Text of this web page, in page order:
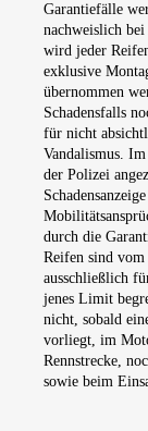
Garantiefälle
nachweislich
wird jeder
exklusive
übernommen
Schadensfalls
für nicht
Vandalismus.
der Polizei
durch die
Reifen sind vom
ausschließlich
jenes Limit
nicht, sobald
vorliegt, im
Rennstrecke,
sowie beim